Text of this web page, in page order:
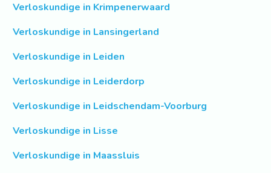
Verloskundige in Krimpenerwaard
Verloskundige in Lansingerland
Verloskundige in Leiden
Verloskundige in Leiderdorp
Verloskundige in Leidschendam-Voorburg
Verloskundige in Lisse
Verloskundige in Maassluis